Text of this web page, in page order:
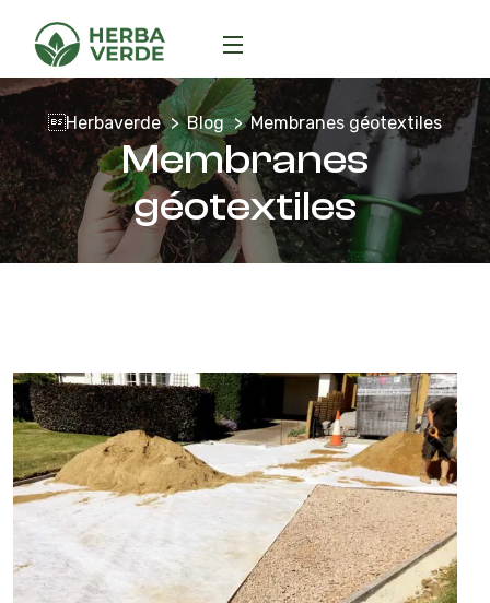
Herbaverde Blog Membranes géotextiles
Membranes
géotextiles